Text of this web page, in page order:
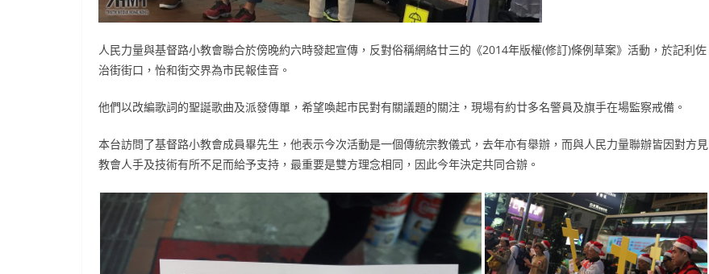
人民力量與基督路小教會聯合於傍晚約六時發起宣傳，反對俗稱網絡廿三的《2014年版權(修訂)條例草案》活動，於記利佐
治街街口，怡和街交界為市民報佳音。
他們以改編歌詞的聖誕歌曲及派發傳單，希望喚起市民對有關議題的關注，現場有約廿多名警員及旗手在場監察戒備。
本台訪問了基督路小教會成員畢先生，他表示今次活動是一個傳統宗教儀式，去年亦有舉辦，而與人民力量聯辦皆因對方見
教會人手及技術有所不足而給予支持，最重要是雙方理念相同，因此今年決定共同合辦。